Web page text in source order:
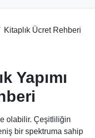
Kitaplık Ücret Rehberi
Yapımı
olabilir. Çeşitliliğin
bir spektruma sahip